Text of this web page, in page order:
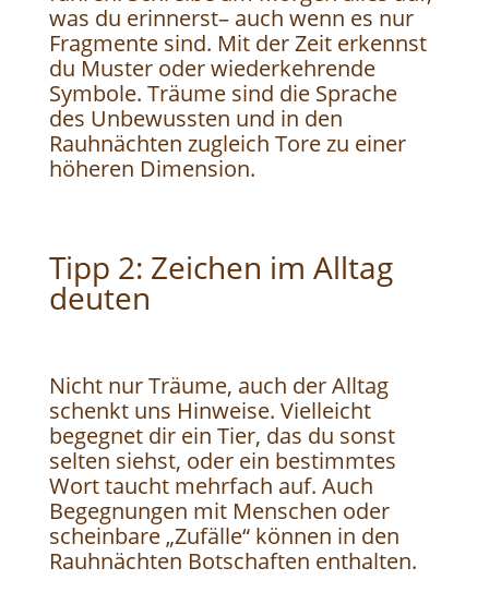
was du erinnerst– auch wenn es nur
Fragmente sind. Mit der Zeit erkennst
du Muster oder wiederkehrende
Symbole. Träume sind die Sprache
des Unbewussten und in den
Rauhnächten zugleich Tore zu einer
höheren Dimension.
Tipp 2: Zeichen im Alltag
deuten
Nicht nur Träume, auch der Alltag
schenkt uns Hinweise. Vielleicht
begegnet dir ein Tier, das du sonst
selten siehst, oder ein bestimmtes
Wort taucht mehrfach auf. Auch
Begegnungen mit Menschen oder
scheinbare „Zufälle“ können in den
Rauhnächten Botschaften enthalten.